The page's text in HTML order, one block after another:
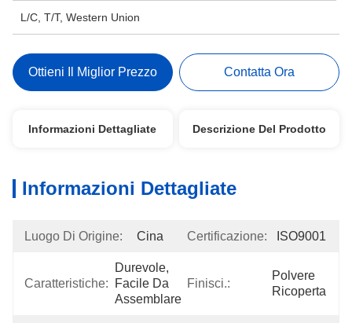
L/C, T/T, Western Union
Ottieni Il Miglior Prezzo Contatta Ora
Informazioni Dettagliate Descrizione Del Prodotto
Informazioni Dettagliate
Luogo Di Origine: Cina Certificazione: ISO9001
Caratteristiche:
Durevole,
Facile Da
Assemblare
Finisci.:
Polvere
Ricoperta